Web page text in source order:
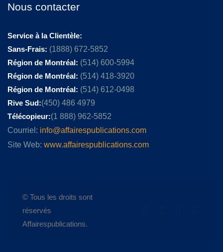
Nous contacter
Service à la Clientèle:
Sans-Frais: (1888) 672-5852
Région de Montréal: (514) 600-5994
Région de Montréal: (514) 418-3920
Région de Montréal: (514) 612-0498
Rive Sud:(450) 486 4979
Télécopieur:(1 888) 962-5852
Courriel: info@affairespublications.com
Site Web: www.affairespublications.com
© Tous les droits sont
réservés
Affairespublications.